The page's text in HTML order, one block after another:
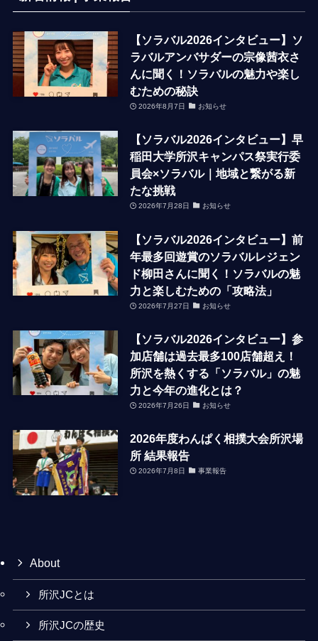
【ソラバル2026インタビュー】ソ
ラバルアンバサダーの宗像茜衣さ
んに聞く！ソラバルの魅力や楽し
むための秘訣
2026年8月7日 お知らせ
【ソラバル2026インタビュー】早
稲田大学所沢キャンパス祭実行委
員会×ソラバル｜地域と繋がる新
たな挑戦
2026年7月28日 お知らせ
【ソラバル2026インタビュー】前
年最多回遊賞のソラバルレジェン
ド柳田さんに聞く！ソラバルの魅
力と楽しむための「攻略法」
2026年7月27日 お知らせ
【ソラバル2026インタビュー】参
加店舗は過去最多100店舗超え！
所沢を熱くする「ソラバル」の魅
力と今年の進化とは？
2026年7月26日 お知らせ
2026年度わんぱく相撲大会所沢場
所 結果報告
2026年7月8日 事業報告
About
所沢JCとは
所沢JCの歴史